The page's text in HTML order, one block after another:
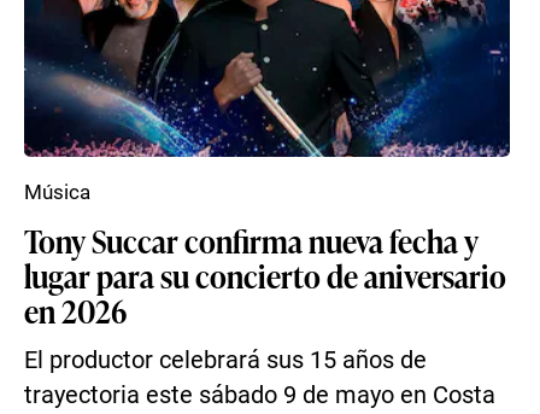
Tony Succar confirma nueva fecha y
lugar para su concierto de aniversario
en 2026
El productor celebrará sus 15 años de
trayectoria este sábado 9 de mayo en Costa
Música